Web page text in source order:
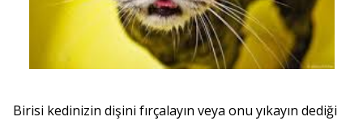
Birisi kedinizin dişini fırçalayın veya onu yıkayın dediği